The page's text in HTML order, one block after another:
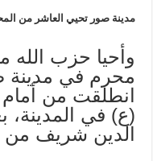
مدينة صور تحيي العاشر من
وأحيا حزب الله
محرم في مدينة
انطلقت من
(ع) في المدينة،
الدين شريف من